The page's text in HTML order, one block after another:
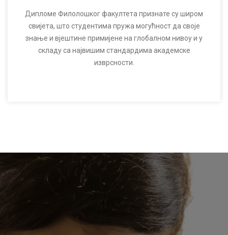
Дипломе Филолошког факултета признате су широм
свијета, што студентима пружа могућност да своје
знање и вјештине примијене на глобалном нивоу и у
складу са највишим стандардима академске
изврсности.